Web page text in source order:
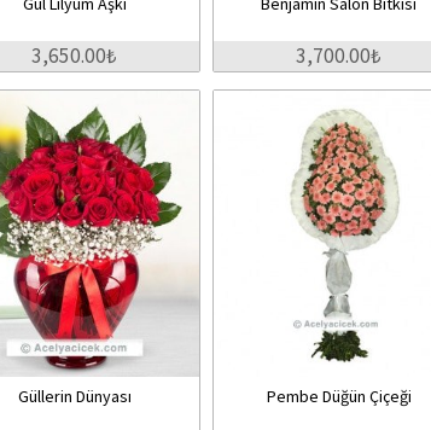
3,650.00₺ 3,700.00₺
Güllerin Dünyası Pembe Düğün Çiçeği